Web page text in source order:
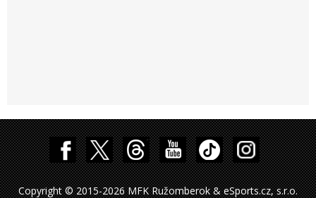
Copyright © 2015-2026 MFK Ružomberok & eSports.cz, s.r.o.